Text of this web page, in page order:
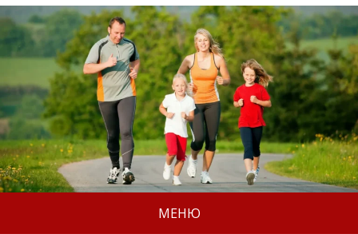
МЕНЮ